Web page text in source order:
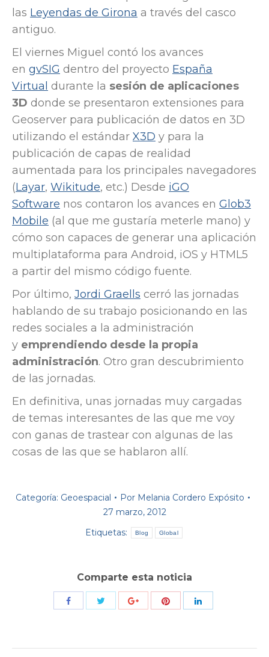
las Leyendas de Girona a través del casco
antiguo.
El viernes Miguel contó los avances
en gvSIG dentro del proyecto España
Virtual durante la sesión de aplicaciones
3D donde se presentaron extensiones para
Geoserver para publicación de datos en 3D
utilizando el estándar X3D y para la
publicación de capas de realidad
aumentada para los principales navegadores
(Layar, Wikitude, etc.) Desde iGO
Software nos contaron los avances en Glob3
Mobile (al que me gustaría meterle mano) y
cómo son capaces de generar una aplicación
multiplataforma para Android, iOS y HTML5
a partir del mismo código fuente.
Por último, Jordi Graells cerró las jornadas
hablando de su trabajo posicionando en las
redes sociales a la administración
y emprendiendo desde la propia
administración. Otro gran descubrimiento
de las jornadas.
En definitiva, unas jornadas muy cargadas
de temas interesantes de las que me voy
con ganas de trastear con algunas de las
cosas de las que se hablaron allí.
Categoría: Geoespacial Por Melania Cordero Expósito
27 marzo, 2012
Etiquetas:
Blog Global
Comparte esta noticia
Compartir
Compartir Compartir Compartir